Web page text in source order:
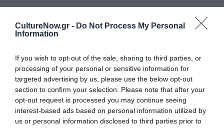
CultureNow.gr - Do Not Process My Personal
Information
If you wish to opt-out of the sale, sharing to third parties, or
processing of your personal or sensitive information for
targeted advertising by us, please use the below opt-out
section to confirm your selection. Please note that after your
opt-out request is processed you may continue seeing
interest-based ads based on personal information utilized by
us or personal information disclosed to third parties prior to
Παρουσίαση των projects σε μια ομάδα Ευρωπαίων
παραγωγών.
Η πρόσκληση απευθύνεται σε επαγγελματίες
κινηματογραφιστές που έχουν κάποια υπό ανάπτυξη
ιδέα/ κινηματογραφικό σχέδιο για μεγάλου μήκους
ταινία και βρίσκονται στα αρχικά στάδια επεξεργασίας.